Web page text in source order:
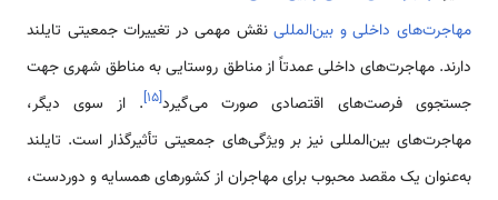
مهاجرت‌های داخلی و بین‌المللینقش مهمی در تغییرات جمعیتی تایلند
دارند. مهاجرت‌های داخلی عمدتاً از مناطق روستایی به مناطق شهری جهت
جستجوی فرصت‌های اقتصادی صورت می‌گیرد[۱۵]. از سوی دیگر،
مهاجرت‌های بین‌المللی نیز بر ویژگی‌های جمعیتی تأثیرگذار است. تایلند
به‌عنوان یک مقصد محبوب برای مهاجران از کشورهای همسایه و دوردست،